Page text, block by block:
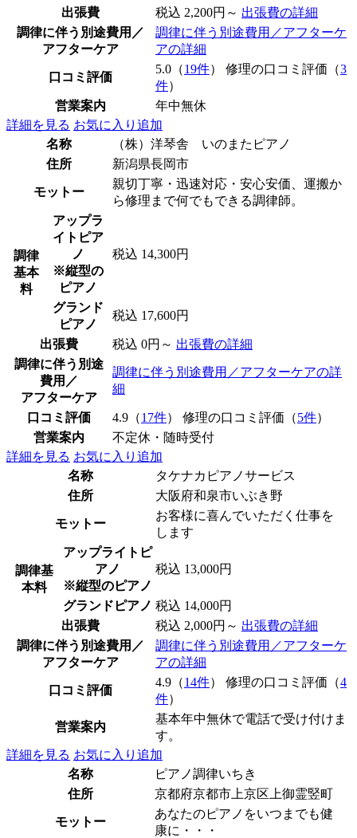
出張費
税込 2,200円～ 出張費の詳細
調律に伴う別途費用／
アフターケア
調律に伴う別途費用／アフターケ
アの詳細
口コミ評価
5.0（19件） 修理の口コミ評価（3
件）
営業案内
年中無休
詳細を見る お気に入り追加
名称
（株）洋琴舎 いのまたピアノ
住所
新潟県長岡市
モットー
親切丁寧・迅速対応・安心安価、運搬か
ら修理まで何でもできる調律師。
調律
基本
料
アップラ
イトピア
ノ
※縦型の
ピアノ
税込 14,300円
グランド
ピアノ
税込 17,600円
出張費 税込 0円～ 出張費の詳細
調律に伴う別途
費用／
アフターケア
調律に伴う別途費用／アフターケアの詳
細
口コミ評価 4.9（17件） 修理の口コミ評価（5件）
営業案内
不定休・随時受付
詳細を見る お気に入り追加
名称
タケナカピアノサービス
住所
大阪府和泉市いぶき野
モットー
お客様に喜んでいただく仕事を
します
調律基
本料
アップライトピ
アノ
※縦型のピアノ
税込 13,000円
グランドピアノ 税込 14,000円
出張費
税込 2,000円～ 出張費の詳細
調律に伴う別途費用／
アフターケア
調律に伴う別途費用／アフターケ
アの詳細
口コミ評価
4.9（14件） 修理の口コミ評価（4
件）
営業案内
基本年中無休で電話で受け付けま
す。
詳細を見る お気に入り追加
名称
ピアノ調律いちき
住所
京都府京都市上京区上御霊竪町
モットー
あなたのピアノをいつまでも健
康に・・・